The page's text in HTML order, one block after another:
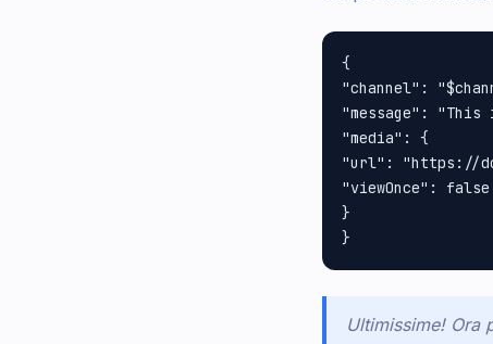
{
"channel":
"message":
"media": {
"url": "https://
"viewOnce": false
}
Ultimissime! Ora